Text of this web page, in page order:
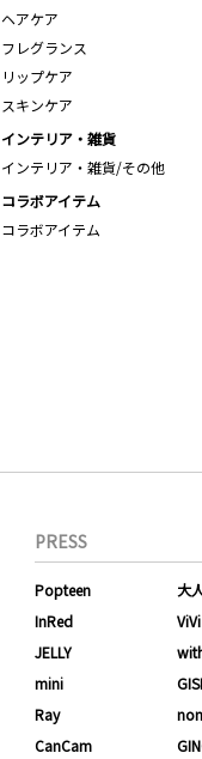
ヘアケア
フレグランス
リップケア
スキンケア
インテリア・雑貨
インテリア・雑貨/その他
コラボアイテム
コラボアイテム
PRESS
Popteen 大
InRed
ViVi
JELLY
mini
Ray
CanCam